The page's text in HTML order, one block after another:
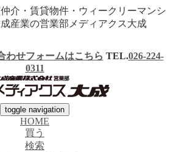
介・賃貸物件・ウィークリーマンシ
産業の営業部メディアクス大成
わせフォームはこちら TEL.026-224-
0311
toggle navigation
HOME
買う
検索